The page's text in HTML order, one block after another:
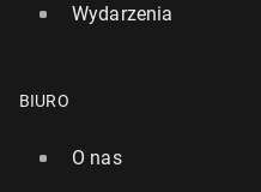
Wydarzenia
BIURO
O nas